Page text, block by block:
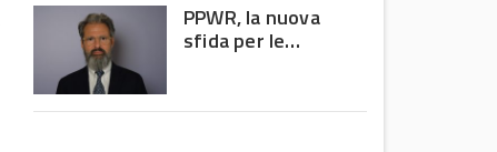
PPWR, la nuova
sfida per le
produce imballaggi